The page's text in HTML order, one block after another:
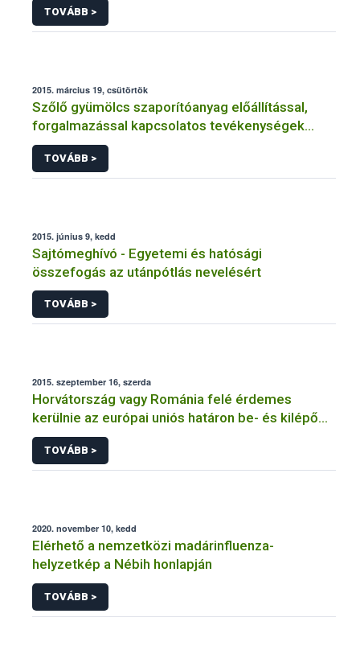
TOVÁBB >
2015. március 19, csütörtök
Szőlő gyümölcs szaporítóanyag előállítással,
forgalmazással kapcsolatos tevékenységek
engedélyezése, nyilvántartásba vétele
TOVÁBB >
2015. június 9, kedd
Sajtómeghívó - Egyetemi és hatósági
összefogás az utánpótlás nevelésért
TOVÁBB >
2015. szeptember 16, szerda
Horvátország vagy Románia felé érdemes
kerülnie az európai uniós határon be- és kilépő
szállítmányoknak
TOVÁBB >
2020. november 10, kedd
Elérhető a nemzetközi madárinfluenza-
helyzetkép a Nébih honlapján
TOVÁBB >